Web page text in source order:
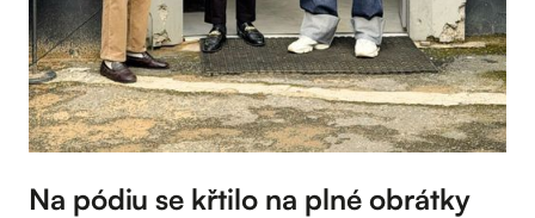
Na pódiu se křtilo na plné obrátky